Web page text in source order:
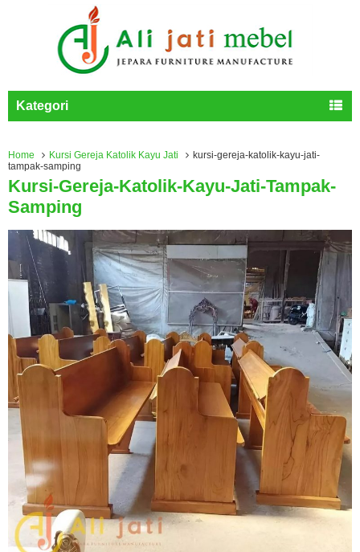
Kategori
Home Kursi Gereja Katolik Kayu Jati
kursi-gereja-katolik-kayu-jati-
tampak-samping
Kursi-Gereja-Katolik-Kayu-Jati-Tampak-
Samping